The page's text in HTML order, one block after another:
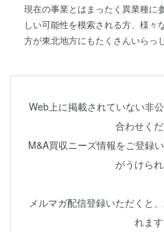
現在の事業とはまったく異業種に
しい可能性を模索される方、様々
方が東北地方にもたくさんいらっ
Web上に掲載されていない非
合わせくだ
M&A買収ニーズ情報をご登録
がうけられ
メルマガ配信登録いただくと
れます